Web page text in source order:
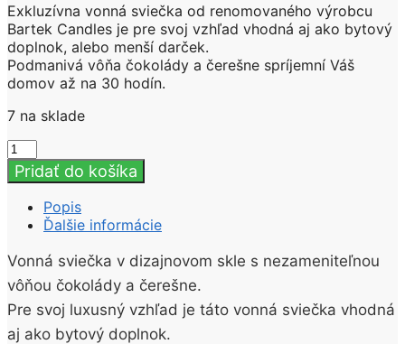
Exkluzívna vonná sviečka od renomovaného výrobcu
Bartek Candles je pre svoj vzhľad vhodná aj ako bytový
doplnok, alebo menší darček.
Podmanivá vôňa čokolády a čerešne spríjemní Váš
domov až na 30 hodín.
7 na sklade
množstvo
Vonná
sviečka
CHOCOLATE&CHERRY
115g
Pridať do košíka
Popis
Ďalšie informácie
Vonná sviečka v dizajnovom skle s nezameniteľnou
vôňou čokolády a čerešne.
Pre svoj luxusný vzhľad je táto vonná sviečka vhodná
aj ako bytový doplnok.